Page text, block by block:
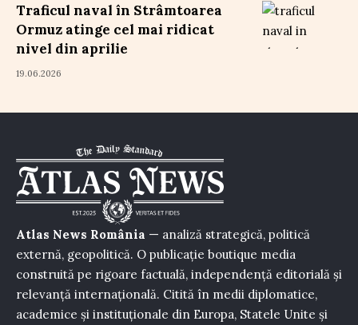
Traficul naval în Strâmtoarea
Ormuz atinge cel mai ridicat
nivel din aprilie
19.06.2026
Atlas News România — analiză strategică, politică
externă, geopolitică. O publicație boutique media
construită pe rigoare factuală, independență editorială și
relevanță internațională. Citită în medii diplomatice,
academice și instituționale din Europa, Statele Unite și